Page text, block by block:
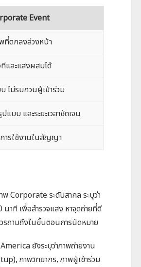
Event
ที่ตกลงล่วงหน้า
และแสงผสมได้
ไม่รบกวนผู้เข้าร่วม
แบบ และระยะเวลาชัดเจน
ารใช้งานในสัญญา
Corporate ระดับสากล ระบุว่า
าที เพื่อสำรวจแสง หาจุดถ่ายที่ดี
รถามถึงในขั้นตอนการนัดหมาย
ยังระบุว่าภาพถ่ายงาน
ภาพวิทยากร, ภาพผู้เข้าร่วม